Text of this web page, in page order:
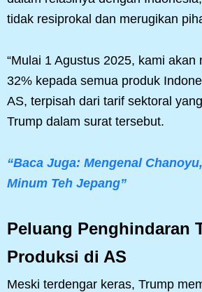
tidak resiprokal dan merugikan
“Mulai 1 Agustus 2025, kami akan
32% kepada semua produk
AS, terpisah dari tarif sektoral
Trump dalam surat tersebut.
“Baca Juga: Mengenal
Minum Teh Jepang”
Peluang Penghindaran
Produksi di AS
Meski terdengar keras, Trump